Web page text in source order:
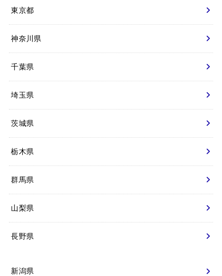
東京都
神奈川県
千葉県
埼玉県
茨城県
栃木県
群馬県
山梨県
長野県
新潟県